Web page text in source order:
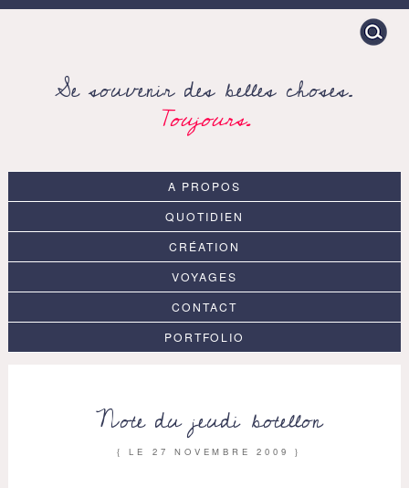
Search
for:
Se souvenir des belles choses.
Toujours.
A PROPOS
QUOTIDIEN
CRÉATION
VOYAGES
CONTACT
PORTFOLIO
Note du jeudi botellon
{ LE 27 NOVEMBRE 2009 }